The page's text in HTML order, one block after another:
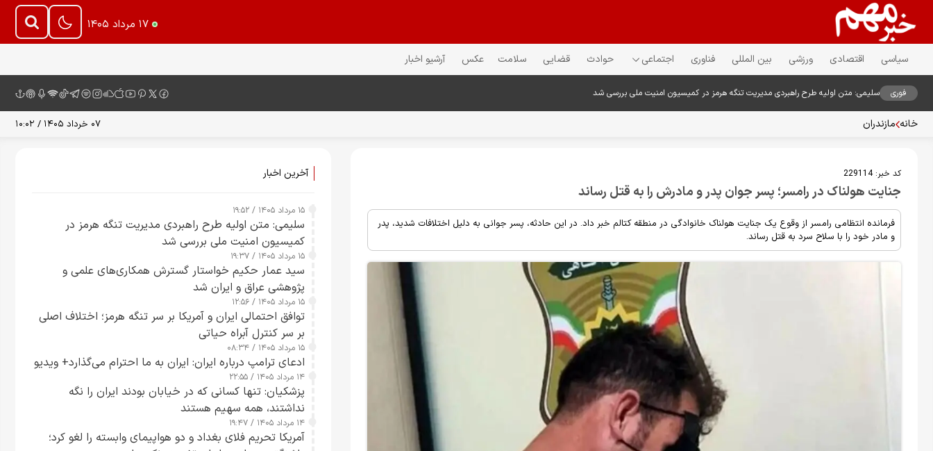
۱۷ مرداد ۱۴۰۵
سیاسی اقتصادی ورزشی بین المللی فناوری اجتماعی حوادث قضایی سلامت عکس آرشیو اخبار
فوری سلیمی: متن اولیه طرح راهبردی مدیریت تنگه هرمز در کمیسیون امنیت ملی بررسی شد
خانه مازندران ۰۷ خرداد ۱۴۰۵ / ۱۰:۰۲
کد خبر:229114
جنایت هولناک در رامسر؛ پسر جوان پدر و مادرش را به قتل رساند
فرمانده انتظامی رامسر از وقوع یک جنایت هولناک خانوادگی در منطقه کتالم خبر داد. در این حادثه، پسر جوانی به دلیل اختلافات شدید، پدر
و مادر خود را با سلاح سرد به قتل رساند.
آخرین اخبار
۱۵ مرداد ۱۴۰۵ / ۱۹:۵۲
سلیمی: متن اولیه طرح راهبردی مدیریت تنگه هرمز در
کمیسیون امنیت ملی بررسی شد
۱۵ مرداد ۱۴۰۵ / ۱۹:۳۷
سید عمار حکیم خواستار گسترش همکاری‌های علمی و
پژوهشی عراق و ایران شد
۱۵ مرداد ۱۴۰۵ / ۱۲:۵۶
توافق احتمالی ایران و آمریکا بر سر تنگه هرمز؛ اختلاف اصلی
بر سر کنترل آبراه حیاتی
۱۵ مرداد ۱۴۰۵ / ۰۸:۳۴
ادعای ترامپ درباره ایران: ایران به ما احترام می‌گذارد+ ویدیو
۱۴ مرداد ۱۴۰۵ / ۲۲:۵۵
پزشکیان: تنها کسانی که در خیابان بودند ایران را نگه
نداشتند، همه سهیم هستند
۱۴ مرداد ۱۴۰۵ / ۱۹:۴۷
آمریکا تحریم فلای بغداد و دو هواپیمای وابسته را لغو کرد؛